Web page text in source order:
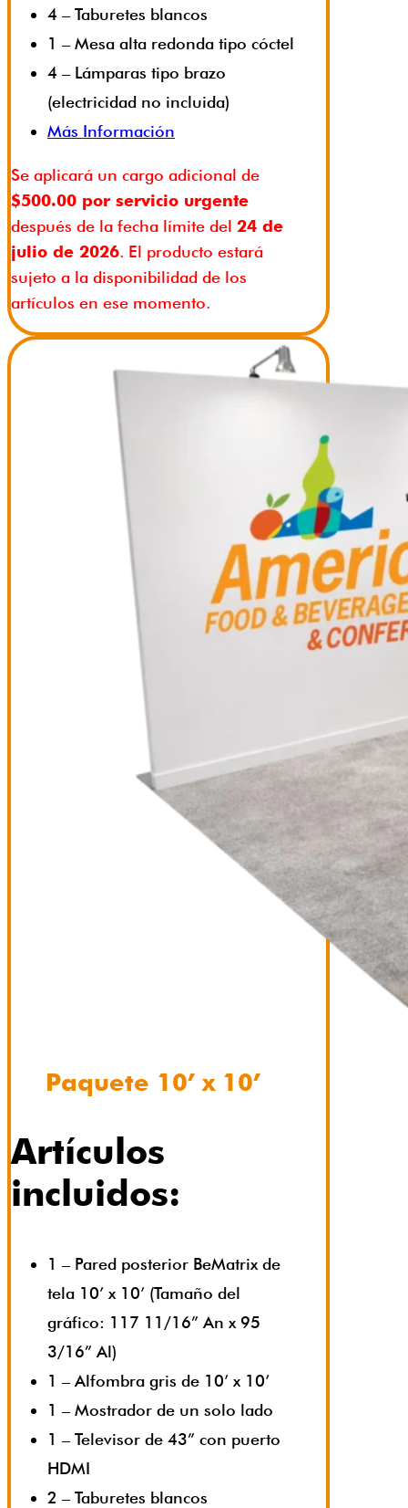
4 – Taburetes blancos
1 – Mesa alta redonda tipo cóctel
4 – Lámparas tipo brazo
(electricidad no incluida)
Más Información
Se aplicará un cargo adicional de
$500.00 por servicio urgente
después de la fecha límite del 24 de
julio de 2026. El producto estará
sujeto a la disponibilidad de los
artículos en ese momento.
Paquete 10’ x 10’
Artículos
incluidos:
1 – Pared posterior BeMatrix de
tela 10’ x 10’ (Tamaño del
gráfico: 117 11/16” An x 95
3/16” Al)
1 – Alfombra gris de 10’ x 10’
1 – Mostrador de un solo lado
1 – Televisor de 43” con puerto
HDMI
2 – Taburetes blancos